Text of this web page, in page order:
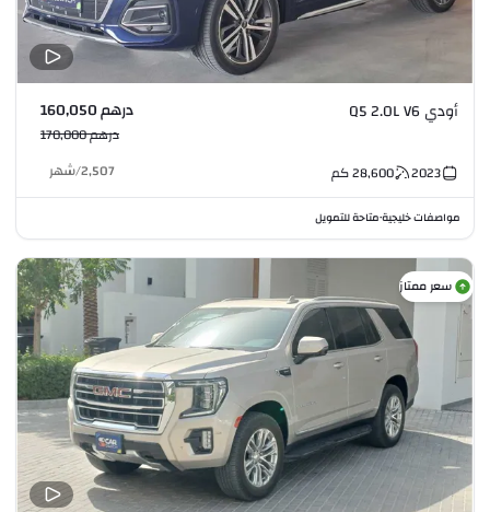
أودي Q5 2.0L V6 درهم 160,050
درهم 170,000
2023
28,600كم 2,507
/شهر
مواصفات خليجية•متاحة للتمويل
سعر ممتاز